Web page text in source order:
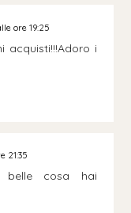
ore 19:25
i
21:35
belle cosa hai